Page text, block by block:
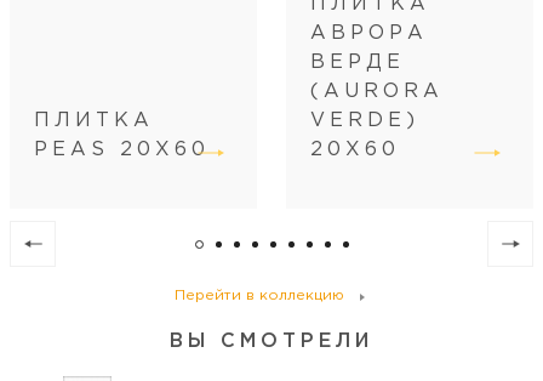
Перейти в коллекцию
ПЛИТКА
PEAS 20Х60
ПЛИТКА
АВРОРА
ВЕРДЕ
(AURORA
VERDE)
20Х60
ВЫ СМОТРЕЛИ